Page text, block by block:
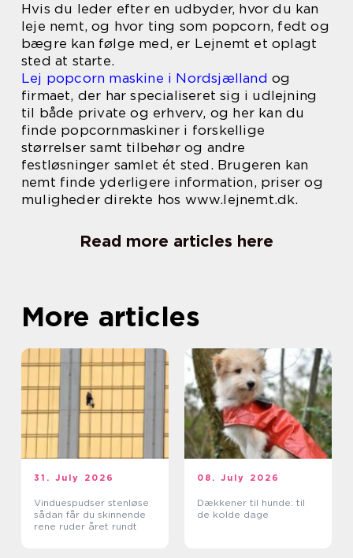
Hvis du leder efter en udbyder, hvor du kan
leje nemt, og hvor ting som popcorn, fedt og
bægre kan følge med, er Lejnemt et oplagt
sted at starte.
Lej popcorn maskine i Nordsjælland og
firmaet, der har specialiseret sig i udlejning
til både private og erhverv, og her kan du
finde popcornmaskiner i forskellige
størrelser samt tilbehør og andre
festløsninger samlet ét sted. Brugeren kan
nemt finde yderligere information, priser og
muligheder direkte hos www.lejnemt.dk.
Read more articles here
More articles
31. July 2026
Vinduespudser stenløse
sådan får du skinnende
rene ruder året rundt
08. July 2026
Dækkener til hunde: til
de kolde dage